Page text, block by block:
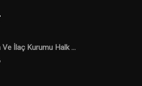
Ve İlaç Kurumu Halk ...